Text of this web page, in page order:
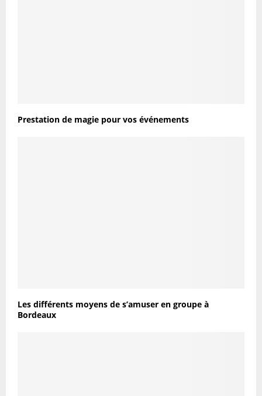
Prestation de magie pour vos événements
Les différents moyens de s’amuser en groupe à
Bordeaux